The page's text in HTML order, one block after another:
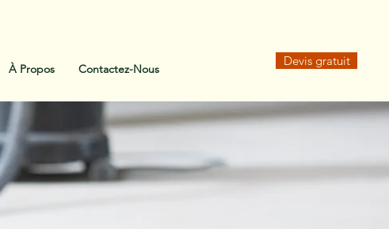
À Propos Contactez-Nous
Devis gratuit